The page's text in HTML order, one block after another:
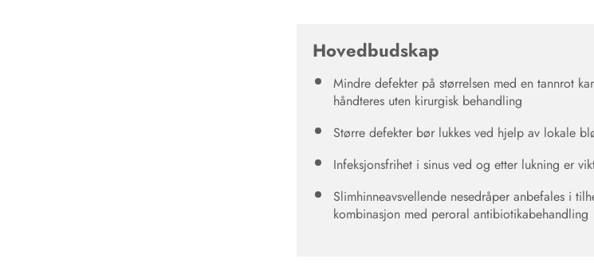
Hovedbudskap
Mindre defekter på størrelsen med en tannrot
håndteres uten kirurgisk behandling
Større defekter bør lukkes ved hjelp av lokale
Infeksjonsfrihet i sinus ved og etter lukning er
Slimhinneavsvellende nesedråper anbefales i
kombinasjon med peroral antibiotikabehandling